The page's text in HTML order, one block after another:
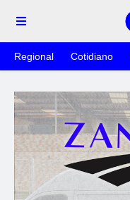
Regional Cotidiano